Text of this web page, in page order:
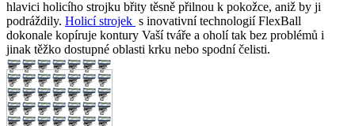
hlavici holicího strojku břity těsně přilnou k pokožce, aniž by ji
podráždily. Holicí strojek s inovativní technologií FlexBall
dokonale kopíruje kontury Vaší tváře a oholí tak bez problémů i
jinak těžko dostupné oblasti krku nebo spodní čelisti.